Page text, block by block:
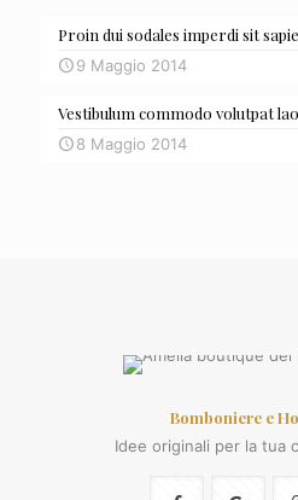
Proin dui sodales imperdi sit
9 Maggio 2014
Vestibulum commodo volutpat
8 Maggio 2014
Bomboniere e
Idee originali per la tua